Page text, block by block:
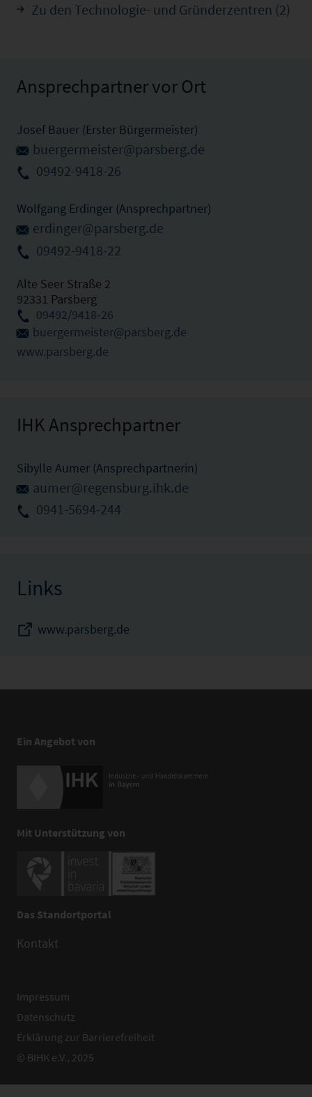
Zu den Technologie- und Gründerzentren (2)
Ansprechpartner vor Ort
Josef Bauer (Erster Bürgermeister)
buergermeister@parsberg.de
09492-9418-26
Wolfgang Erdinger (Ansprechpartner)
erdinger@parsberg.de
09492-9418-22
Alte Seer Straße 2
92331 Parsberg
09492/9418-26
buergermeister@parsberg.de
www.parsberg.de
IHK Ansprechpartner
Sibylle Aumer (Ansprechpartnerin)
aumer@regensburg.ihk.de
0941-5694-244
Links
www.parsberg.de
Ein Angebot von
Mit Unterstützung von
Das Standortportal
Kontakt
Impressum
Datenschutz
Erklärung zur Barrierefreiheit
© BIHK e.V., 2025